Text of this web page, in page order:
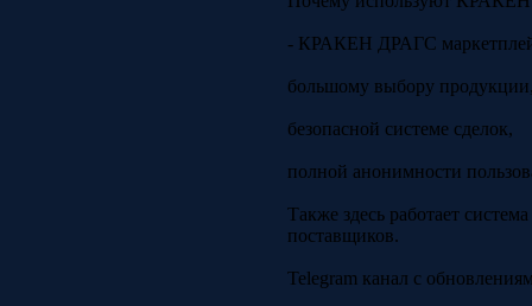
- КРАКЕН ДРАГС
большому выбору
безопасной системе сделок,
полной анонимности
Также здесь работает
поставщиков.
Telegram канал с